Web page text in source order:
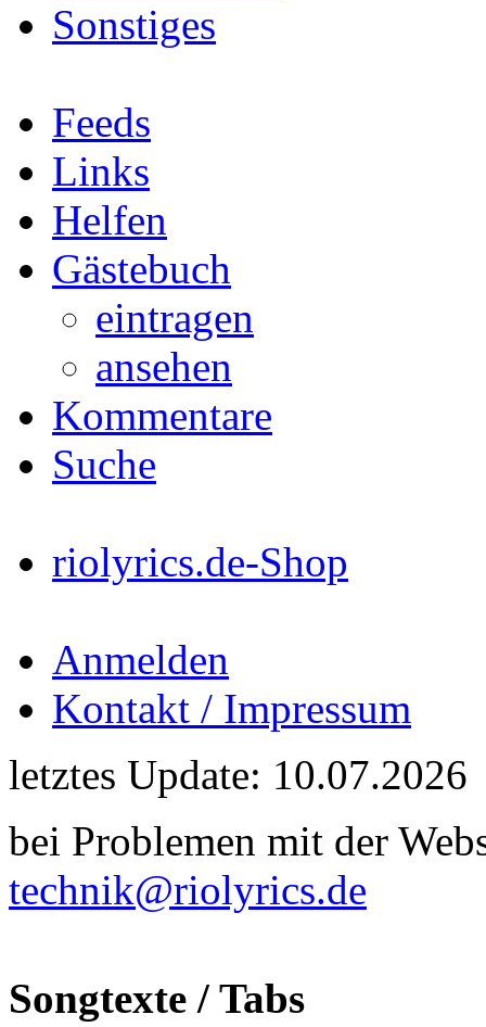
Sonstiges
Feeds
Links
Helfen
Gästebuch
eintragen
ansehen
Kommentare
Suche
riolyrics.de-Shop
Anmelden
Kontakt / Impressum
letztes Update: 10.07.2026
bei Problemen mit der
technik@riolyrics.de
Songtexte / Tabs